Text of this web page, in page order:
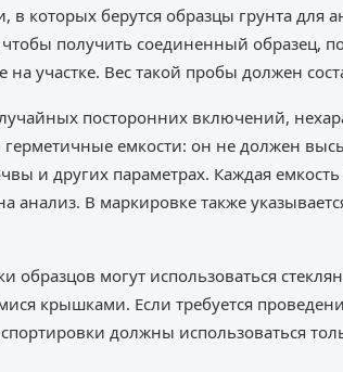
в которых берутся образцы грунта для
получить соединенный образец,
участке. Вес такой пробы должен
посторонних включений,
емкости: он не должен
и других параметрах. Каждая емкость
анализ. В маркировке также
образцов могут использоваться
крышками. Если требуется
должны использоваться